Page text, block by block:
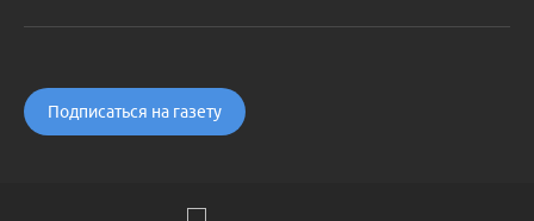
Подписаться на газету